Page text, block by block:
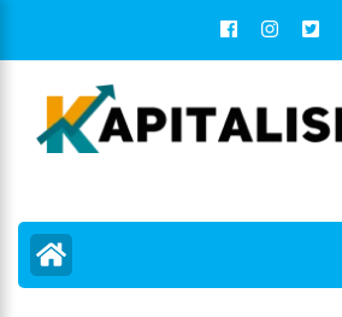
(Press
Enter)